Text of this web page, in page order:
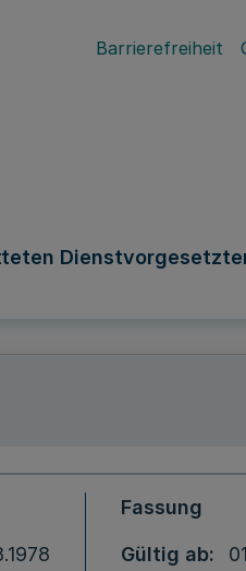
Barrierefreiheit
Fassung
Gültig ab